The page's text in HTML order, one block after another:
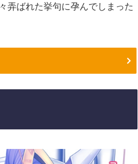
弄ばれた挙句に孕んでしまった